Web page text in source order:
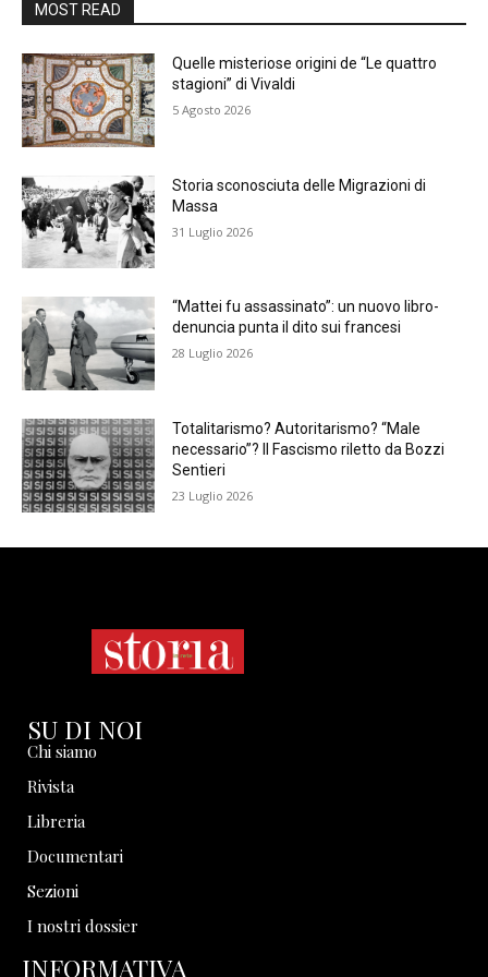
MOST READ
Quelle misteriose origini de “Le quattro
stagioni” di Vivaldi
5 Agosto 2026
Storia sconosciuta delle Migrazioni di
Massa
31 Luglio 2026
“Mattei fu assassinato”: un nuovo libro-
denuncia punta il dito sui francesi
28 Luglio 2026
Totalitarismo? Autoritarismo? “Male
necessario”? Il Fascismo riletto da Bozzi
Sentieri
23 Luglio 2026
SU DI NOI
Chi siamo
Rivista
Libreria
Documentari
Sezioni
I nostri dossier
INFORMATIVA